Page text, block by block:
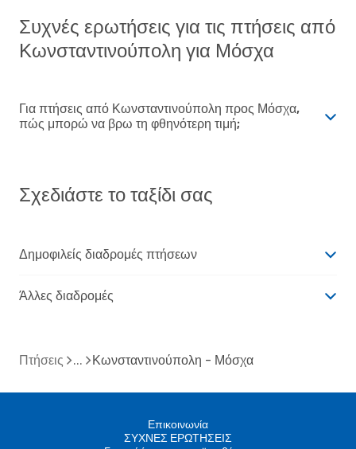
Συχνές ερωτήσεις για τις πτήσεις από
Κωνσταντινούπολη για Μόσχα
Για πτήσεις από Κωνσταντινούπολη προς Μόσχα,
πώς μπορώ να βρω τη φθηνότερη τιμή;
Σχεδιάστε το ταξίδι σας
Δημοφιλείς διαδρομές πτήσεων
Άλλες διαδρομές
Πτήσεις Κωνσταντινούπολη - Μόσχα
Επικοινωνία
ΣΥΧΝΕΣ ΕΡΩΤΗΣΕΙΣ